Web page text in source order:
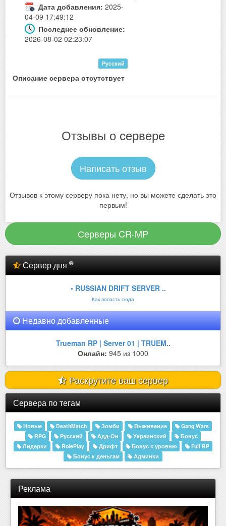
Дата добавления: 2025-
04-09 17:49:12
Последнее обновление:
2026-08-02 02:23:07
Русский
Описание сервера отсутствует
Отзывы о сервере
Написать отзыв
Отзывов к этому серверу пока нету, но вы можете сделать это
первым!
Серверы CR-MP
Сервер дня
• RUSSIAN DRIFT SERVER ..
Как попасть сюда
Недавно добавленные
Trueman RP | Server 01 | TRUEM..
Онлайн: 945 из 1000
Раскрутите ваш сервер
Сервера по тегам
Новые DeathMatch Зомби Выживание
Gang Wars
RPG
Русский Адд-Он Украинский
Бонус
Лидерки
RolePlay Дрифт Бонус к уровню
Full RP
Бонус к деньгам
Админки
Реклама